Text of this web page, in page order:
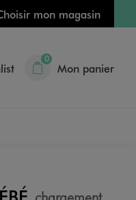
mon magasin
0
Mon panier
chargement